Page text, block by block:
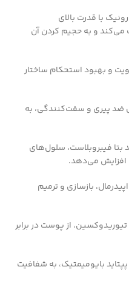
با قدرت بالای
می‌کند و به حجیم کردن آن
و بهبود استحکام ساختار
ضد پیری و سفت‌کنندگی، به
بتا فیبروبلاست، سلول‌های
افزایش می‌دهد.
بازسازی و ترمیم
از پوست در برابر
بایومیمتیک، به شفافیت